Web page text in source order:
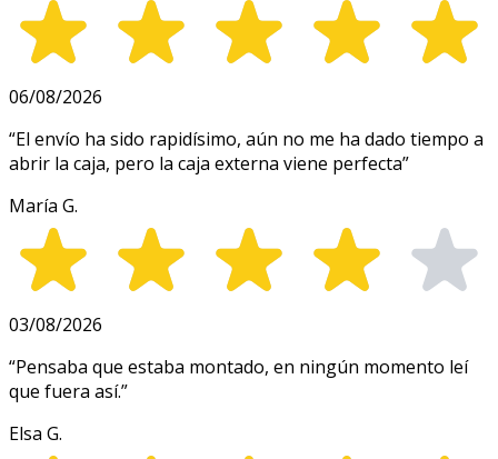
06/08/2026
“El envío ha sido rapidísimo, aún no me ha dado tiempo a
abrir la caja, pero la caja externa viene perfecta”
María G.
03/08/2026
“Pensaba que estaba montado, en ningún momento leí
que fuera así.”
Elsa G.